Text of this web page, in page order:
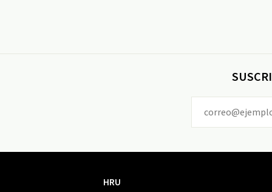
HRU